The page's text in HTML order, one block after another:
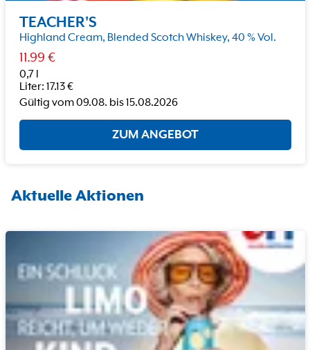
TEACHER'S
Highland Cream, Blended Scotch Whiskey, 40 % Vol.
11.99 €
0,7 l
Liter: 17.13€
Gültig vom09.08. bis15.08.2026
ZUM ANGEBOT
Aktuelle Aktionen